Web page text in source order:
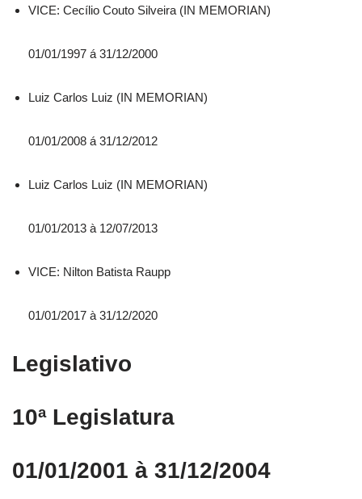
VICE: Cecílio Couto Silveira (IN MEMORIAN)
01/01/1997 á 31/12/2000
Luiz Carlos Luiz (IN MEMORIAN)
01/01/2008 á 31/12/2012
Luiz Carlos Luiz (IN MEMORIAN)
01/01/2013 à 12/07/2013
VICE: Nilton Batista Raupp
01/01/2017 à 31/12/2020
Legislativo
10ª Legislatura
01/01/2001 à 31/12/2004